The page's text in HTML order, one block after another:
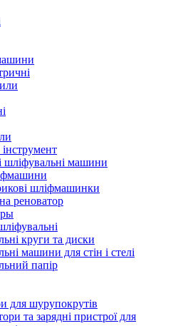
шліфувальні машини
шліфмашинки
реноватор
круги та диски
машини для стін і стелі
папір
для шурупокрутів
та зарядні пристрої для